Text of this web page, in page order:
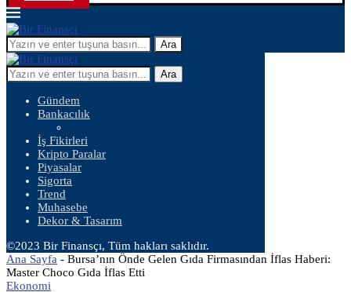
Ara
Ara
Gündem
Bankacılık
İş Fikirleri
Kripto Paralar
Piyasalar
Sigorta
Trend
Muhasebe
Dekor & Tasarım
©2023 Bir Finansçı, Tüm hakları saklıdır.
Ana Sayfa - Bursa’nın Önde Gelen Gıda Firmasından İflas Haberi:
Master Choco Gıda İflas Etti
Ekonomi